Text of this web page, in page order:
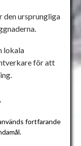
den ursprungliga
lokala
för att
fortfarande